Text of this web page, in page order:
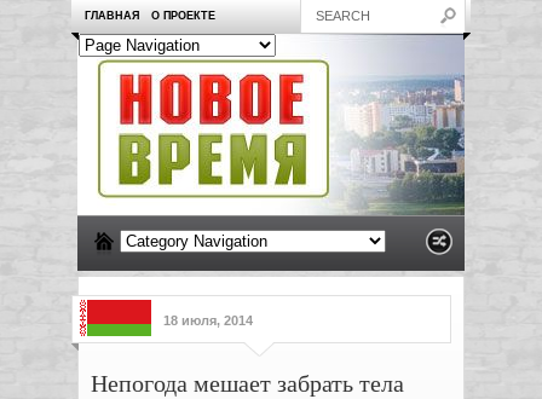
ГЛАВНАЯ О ПРОЕКТЕ
18 июля, 2014
Непогода мешает забрать тела